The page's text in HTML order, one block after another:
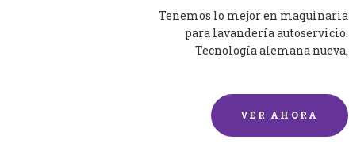
Tenemos lo mejor en maquinaria
para lavandería autoservicio.
Tecnología alemana nueva,
VER AHORA